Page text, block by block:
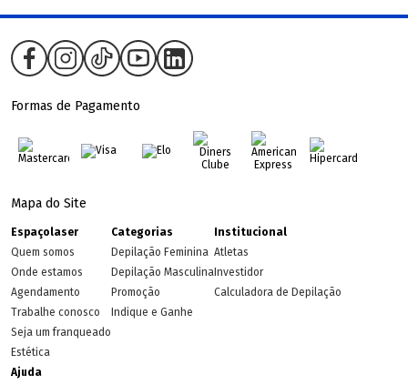
Formas de Pagamento
Mapa do Site
Espaçolaser
Quem somos
Onde estamos
Agendamento
Trabalhe conosco
Seja um franqueado
Estética
Categorias
Depilação Feminina
Depilação Masculina
Promoção
Indique e Ganhe
Institucional
Atletas
Investidor
Calculadora de Depilação
Ajuda